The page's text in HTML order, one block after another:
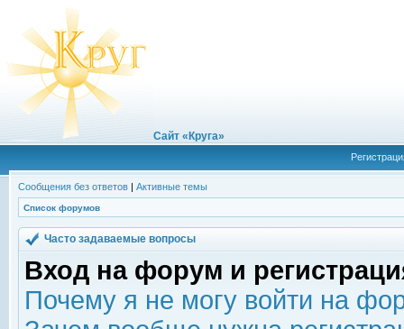
Сайт «Круга»
Сообщения без ответов | Активные темы
Список форумов
Часто задаваемые вопросы
Вход на форум и
Почему я не могу войти на